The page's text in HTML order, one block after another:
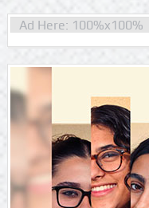
Ad Here: 100%x100%